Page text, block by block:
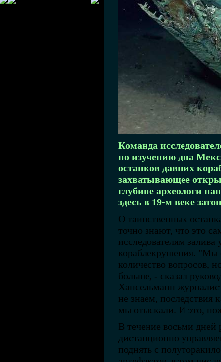
Команда
по изучению дна
останков давних
захватывающее
глубине археологи
здесь в 19-м веке
О таинственных
точно знают, что это
исследователям залива
кораблекрушения. "Мы
количество вопросов,
больше, - сказал
Хансельманн
не знаем, последствия
мы отыскали. И это,
В течение восьми дней
дистанционно
поднять с